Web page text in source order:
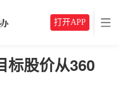
打开APP
标股价从360